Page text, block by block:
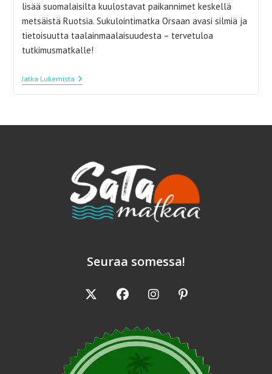
lisää suomalaisilta kuulostavat paikannimet keskellä
metsäistä Ruotsia. Sukulointimatka Orsaan avasi silmiä ja
tietoisuutta taalainmaalaisuudesta – tervetuloa
tutkimusmatkalle!
Jatka LukemistaSuk(k)ulointia
Taalainmaalla
Seuraa somessa!